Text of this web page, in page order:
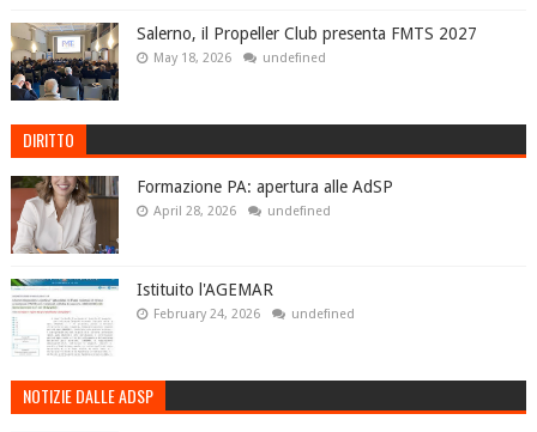
Salerno, il Propeller Club presenta FMTS 2027
May 18, 2026 undefined
DIRITTO
Formazione PA: apertura alle AdSP
April 28, 2026 undefined
Istituito l'AGEMAR
February 24, 2026 undefined
NOTIZIE DALLE ADSP